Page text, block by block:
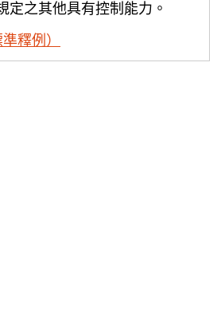
之其他具有控制能力。
釋例）